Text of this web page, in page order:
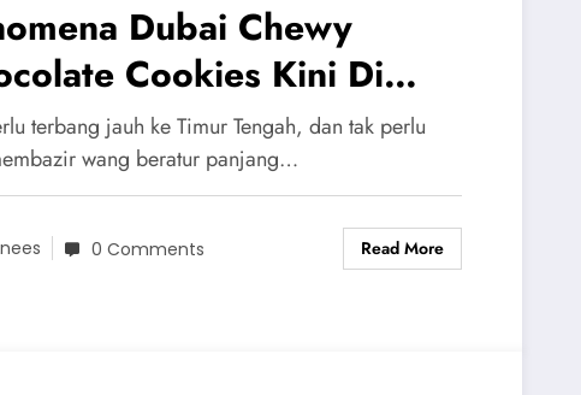
Dubai Chewy
Cookies Kini Di
terbang jauh ke Timur Tengah, dan tak perlu
wang beratur panjang…
0 Comments Read More